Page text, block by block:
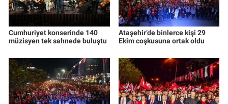
Cumhuriyet konserinde 140
müzisyen tek sahnede buluştu
Ataşehir’de binlerce kişi 29
Ekim coşkusuna ortak oldu